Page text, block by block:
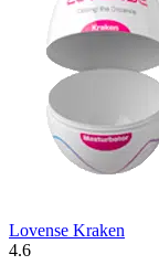
Lovense Kraken
4.6